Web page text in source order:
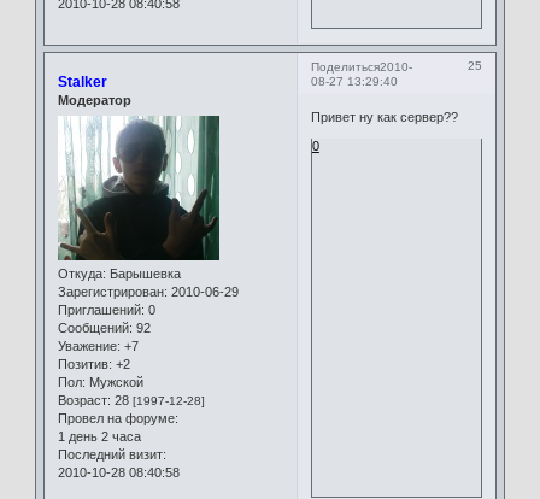
2010-10-28 08:40:58
Поделиться 25
2010-
08-27 13:29:40
Stalker
Модератор
Откуда: Барышевка
Зарегистрирован: 2010-06-29
Приглашений: 0
Сообщений: 92
Уважение: +7
Позитив: +2
Пол: Мужской
Возраст: 28 [1997-12-28]
Провел на форуме:
1 день 2 часа
Последний визит:
2010-10-28 08:40:58
Привет ну как сервер??
0